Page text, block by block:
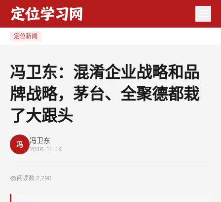
东：定位新闻
冯卫东：混淆企业战略和品
牌战略，茅台、全聚德都栽
了大跟头
冯 冯卫东
2016-11-14
阅读数 2,790